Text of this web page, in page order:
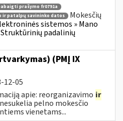
prašymo fr0791a
ir patalpų savininko datos
Mokesčių
sistemos » Mano
Struktūrinių padalinių
(PMĮ IX
12-05
apie: reorganizavimo ir
pelno mokesčio
vienetams...